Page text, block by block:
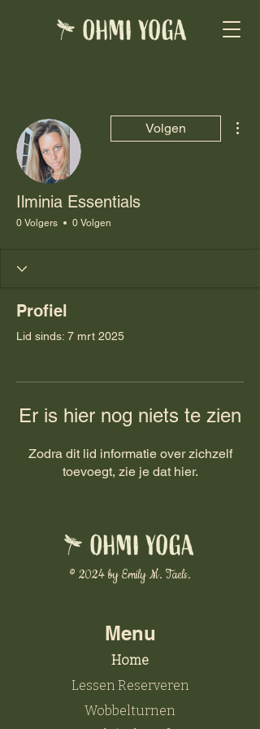
Volgen
Ilminia Essentials
0 Volgers 0 Volgen
Profiel
Lid sinds: 7 mrt 2025
Er is hier nog niets te zien
Zodra dit lid informatie over zichzelf
toevoegt, zie je dat hier.
© 2024 by Emily M. Taels.
Menu
Home
Lessen Reserveren
Wobbelturnen